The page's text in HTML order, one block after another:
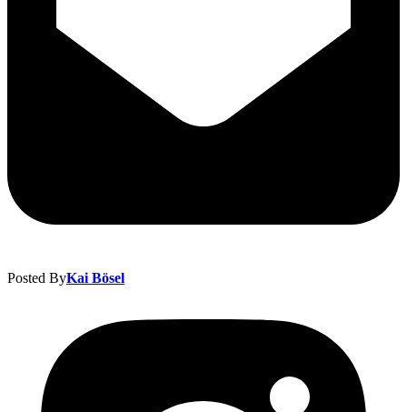
Posted ByKai Bösel